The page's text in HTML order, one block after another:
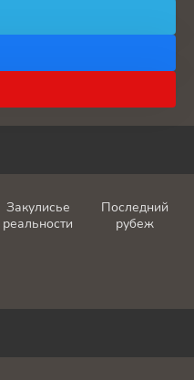
Закулисье
реальности
Последний
рубеж